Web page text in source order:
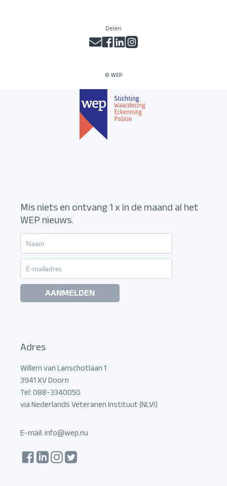
Delen
© WEP
Mis niets en ontvang 1 x in de maand al het
WEP nieuws.
AANMELDEN
Adres
Willem van Lanschotlaan 1
3941 XV Doorn
Tel: 088-3340050
via Nederlands Veteranen Instituut (NLVI)
E-mail:info@wep.nu